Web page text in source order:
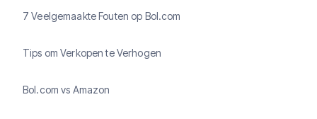
7 Veelgemaakte Fouten op Bol.com
Tips om Verkopen te Verhogen
Bol.com vs Amazon